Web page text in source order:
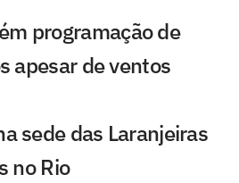
programação de
apesar de ventos
sede das Laranjeiras
no Rio